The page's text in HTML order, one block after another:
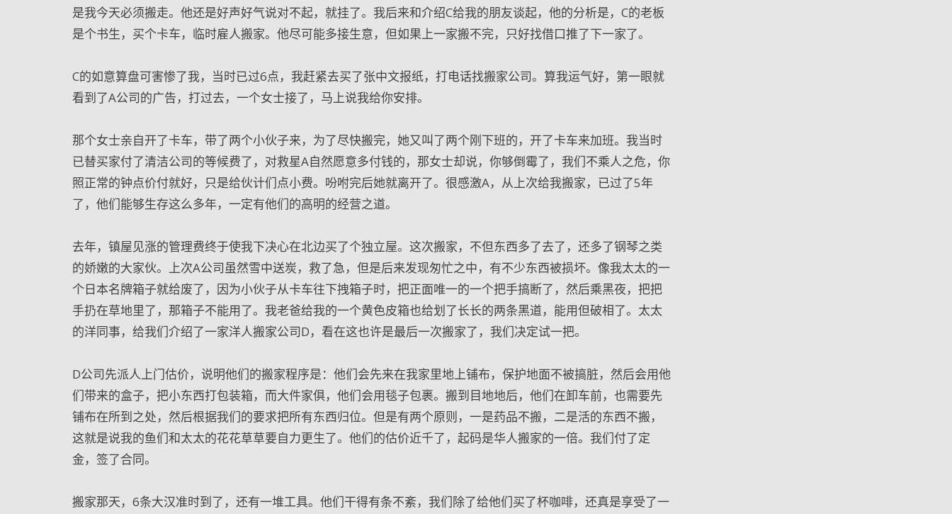
是我今天必须搬走。他还是好声好气说对不起，就挂了。我后来和介绍C给我的朋友谈起，他的分析是，C的老板
是个书生，买个卡车，临时雇人搬家。他尽可能多接生意，但如果上一家搬不完，只好找借口推了下一家了。
C的如意算盘可害惨了我，当时已过6点，我赶紧去买了张中文报纸，打电话找搬家公司。算我运气好，第一眼就
看到了A公司的广告，打过去，一个女士接了，马上说我给你安排。
那个女士亲自开了卡车，带了两个小伙子来，为了尽快搬完，她又叫了两个刚下班的，开了卡车来加班。我当时
已替买家付了清洁公司的等候费了，对救星A自然愿意多付钱的，那女士却说，你够倒霉了，我们不乘人之危，你
照正常的钟点价付就好，只是给伙计们点小费。吩咐完后她就离开了。很感激A，从上次给我搬家，已过了5年
了，他们能够生存这么多年，一定有他们的高明的经营之道。
去年，镇屋见涨的管理费终于使我下决心在北边买了个独立屋。这次搬家，不但东西多了去了，还多了钢琴之类
的娇嫩的大家伙。上次A公司虽然雪中送炭，救了急，但是后来发现匆忙之中，有不少东西被损坏。像我太太的一
个日本名牌箱子就给废了，因为小伙子从卡车往下拽箱子时，把正面唯一的一个把手搞断了，然后乘黑夜，把把
手扔在草地里了，那箱子不能用了。我老爸给我的一个黄色皮箱也给划了长长的两条黑道，能用但破相了。太太
的洋同事，给我们介绍了一家洋人搬家公司D，看在这也许是最后一次搬家了，我们决定试一把。
D公司先派人上门估价，说明他们的搬家程序是：他们会先来在我家里地上铺布，保护地面不被搞脏，然后会用他
们带来的盒子，把小东西打包装箱，而大件家俱，他们会用毯子包裹。搬到目地地后，他们在卸车前，也需要先
铺布在所到之处，然后根据我们的要求把所有东西归位。但是有两个原则，一是药品不搬，二是活的东西不搬，
这就是说我的鱼们和太太的花花草草要自力更生了。他们的估价近千了，起码是华人搬家的一倍。我们付了定
金，签了合同。
搬家那天，6条大汉准时到了，还有一堆工具。他们干得有条不紊，我们除了给他们买了杯咖啡，还真是享受了一